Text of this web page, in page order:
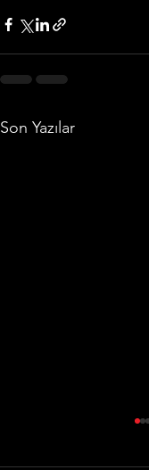
Son Yazılar